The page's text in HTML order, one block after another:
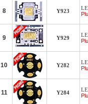
8 Y923
9 Y929
10 Y282
11 Y284